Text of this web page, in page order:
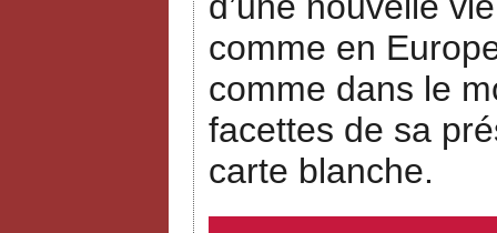
comme en
comme dans le
facettes de sa
carte blanche.